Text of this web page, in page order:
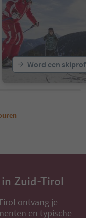
Word een skiprof
Zuid-Tirol
ontvang je
en typische